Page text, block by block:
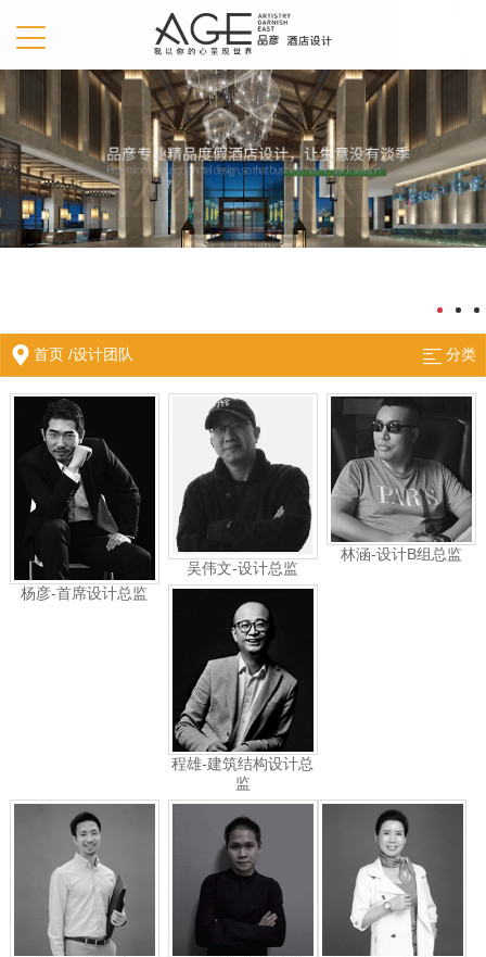
首页 /设计团队 分类
杨彦-首席设计总监
吴伟文-设计总监
林涵-设计B组总监
程雄-建筑结构设计总
监